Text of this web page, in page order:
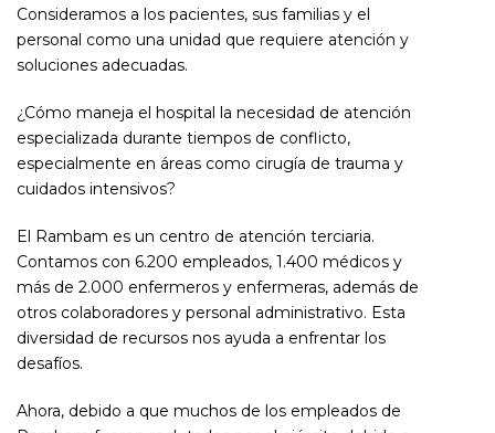
Consideramos a los pacientes, sus familias y el
personal como una unidad que requiere atención y
soluciones adecuadas.
¿Cómo maneja el hospital la necesidad de atención
especializada durante tiempos de conflicto,
especialmente en áreas como cirugía de trauma y
cuidados intensivos?
El Rambam es un centro de atención terciaria.
Contamos con 6.200 empleados, 1.400 médicos y
más de 2.000 enfermeros y enfermeras, además de
otros colaboradores y personal administrativo. Esta
diversidad de recursos nos ayuda a enfrentar los
desafíos.
Ahora, debido a que muchos de los empleados de